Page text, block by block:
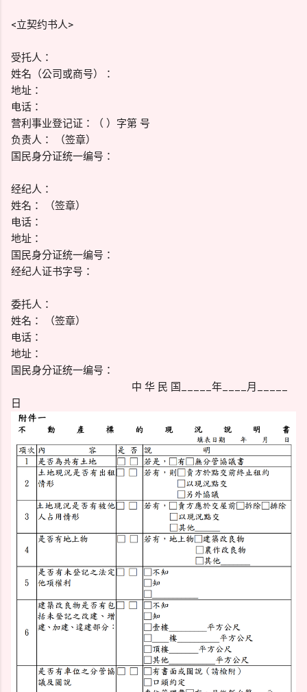
<立契约书人>
受托人：
姓名（公司或商号）：
地址：
电话：
营利事业登记证：（ ）字第 号
负责人： （签章）
国民身分证统一编号：
经纪人：
姓名： （签章）
电话：
地址：
国民身分证统一编号：
经纪人证书字号：
委托人：
姓名： （签章）
电话：
地址：
国民身分证统一编号：
中 华 民 国_____年____月_____
日